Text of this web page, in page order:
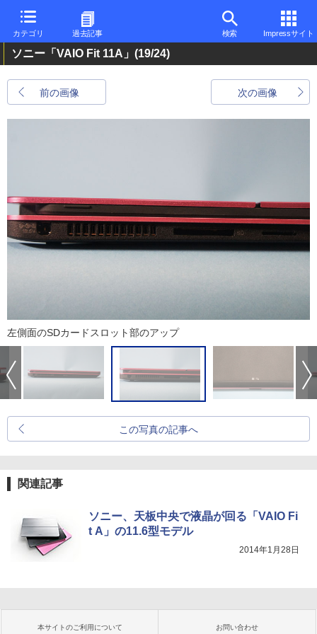
カテゴリ 過去記事 検索 Impressサイト
ソニー「VAIO Fit 11A」 (19/24)
前の画像 次の画像
左側面のSDカードスロット部のアップ
この写真の記事へ
関連記事
ソニー、天板中央で液晶が回る「VAIO Fi
t A」の11.6型モデル
2014年1月28日
本サイトのご利用について お問い合わせ